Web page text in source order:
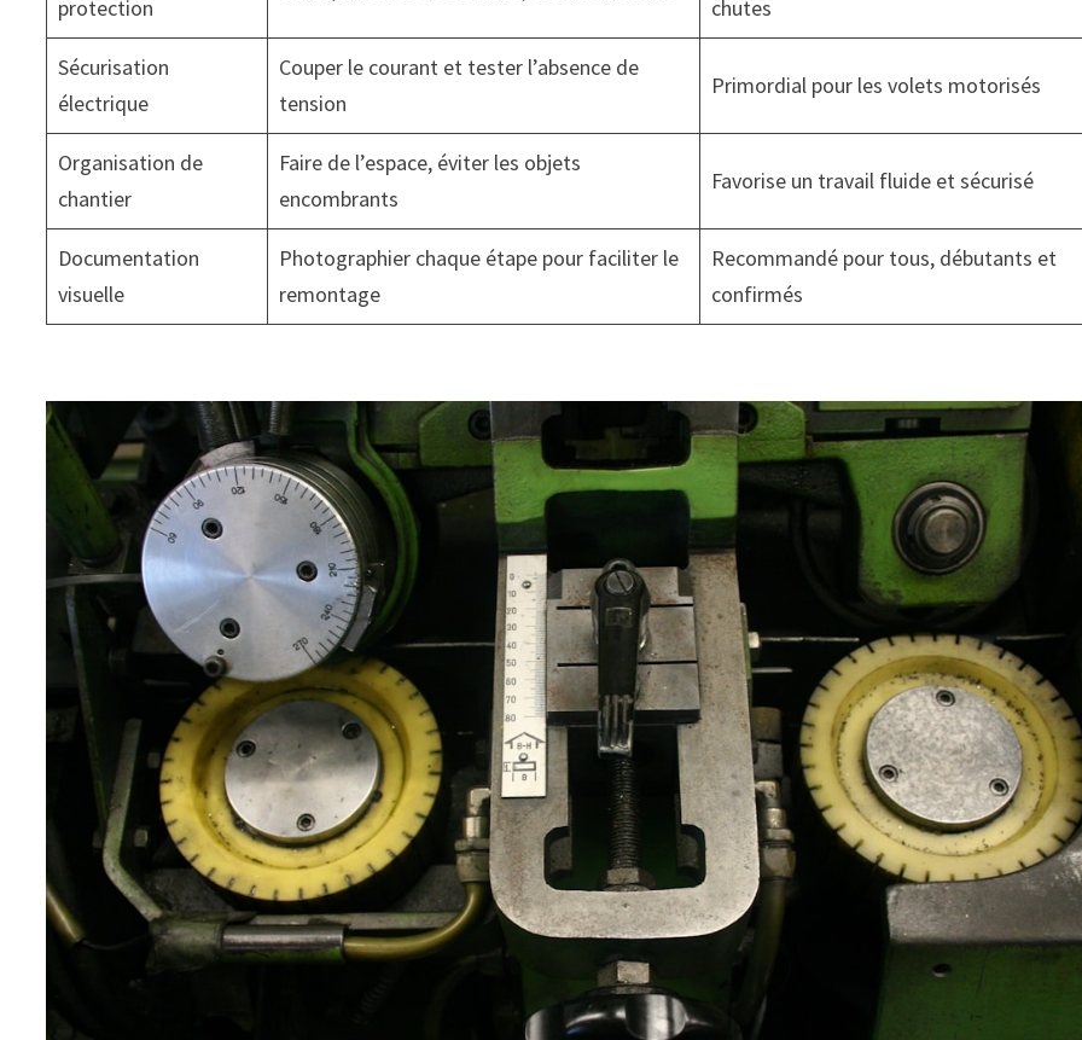
protection
chutes
Sécurisation
électrique
Couper le courant et tester l’absence de
tension
Primordial pour les volets motorisés
Organisation de
chantier
Faire de l’espace, éviter les objets
encombrants
Favorise un travail fluide et sécurisé
Documentation
visuelle
Photographier chaque étape pour faciliter le
remontage
Recommandé pour tous, débutants et
confirmés